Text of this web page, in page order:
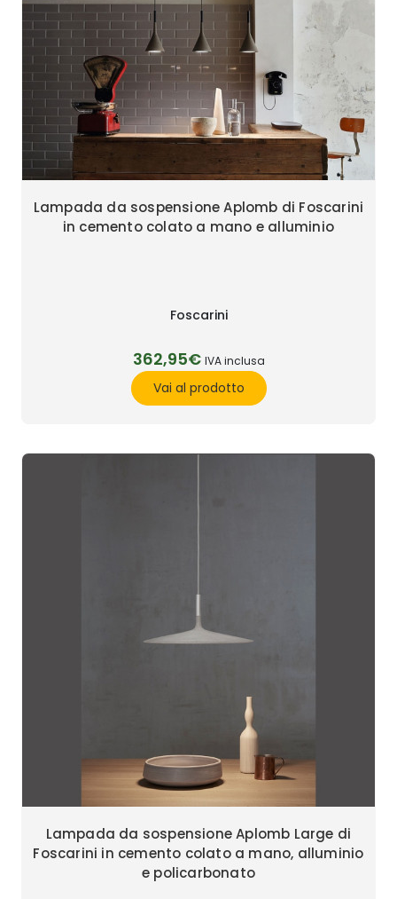
Lampada da sospensione Aplomb di Foscarini
in cemento colato a mano e alluminio
Foscarini
362,95€ IVA inclusa
Vai al prodotto
Lampada da sospensione Aplomb Large di
Foscarini in cemento colato a mano, alluminio
e policarbonato